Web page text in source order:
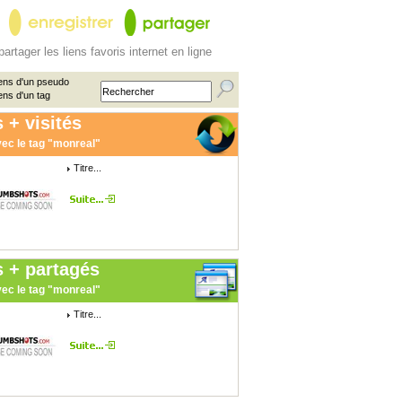
les liens favoris internet en ligne
d'un pseudo
d'un tag
+ visités
le tag "monreal"
Titre...
+ partagés
le tag "monreal"
Titre...